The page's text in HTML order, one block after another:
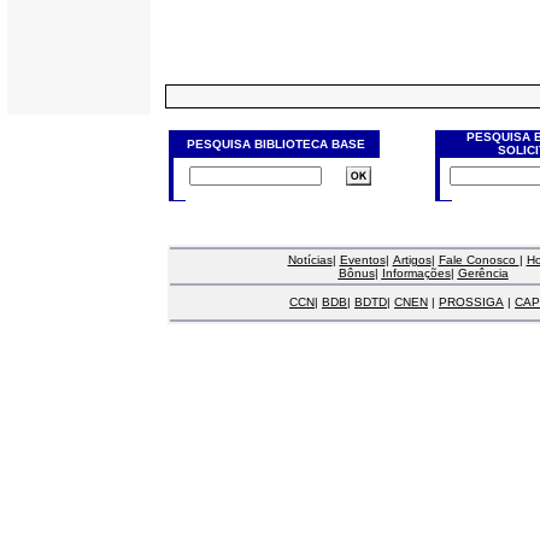
PESQUISA BIBLIOTECA BASE
PESQUISA
Notícias| Eventos| Artigos| Fale Conosco |
Bônus| Informações| Gerência
CCN| BDB| BDTD| CNEN | PROSSIGA |